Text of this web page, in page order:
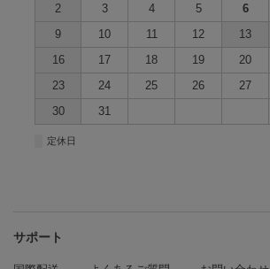
2
3 4 5 6
9
10 11 12 13
16
17 18 19 20
23
24 25 26 27
30
31
定休日
サポート